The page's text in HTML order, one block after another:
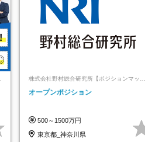
株式会社野村総合研究所【ポジションマッチ
オープンポジション
500～1500万円
東京都_神奈川県